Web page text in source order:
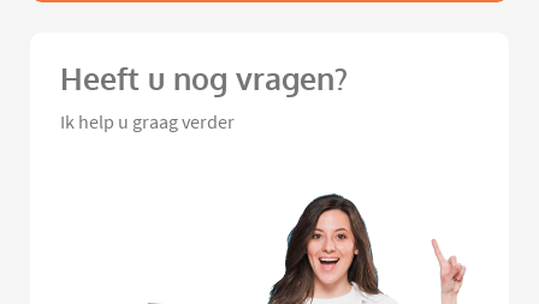
Heeft u nog vragen?
Ik help u graag verder